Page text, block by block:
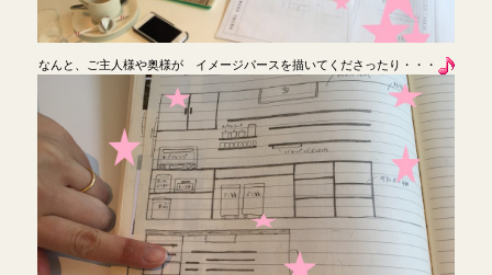
なんと、ご主人様や奥様が イメージパースを描いてくださったり・・・